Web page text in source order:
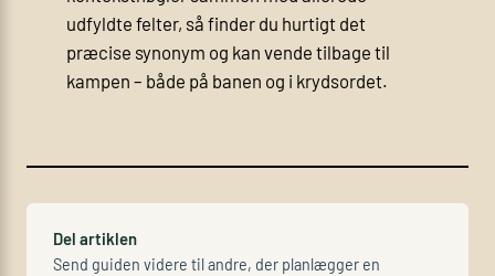
udfyldte felter, så finder du hurtigt det
præcise synonym og kan vende tilbage til
kampen – både på banen og i krydsordet.
Del artiklen
Send guiden videre til andre, der planlægger en